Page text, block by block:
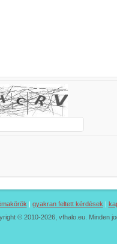
| gyakran feltett kérdések |
© 2010-2026, vfhalo.eu. Minden